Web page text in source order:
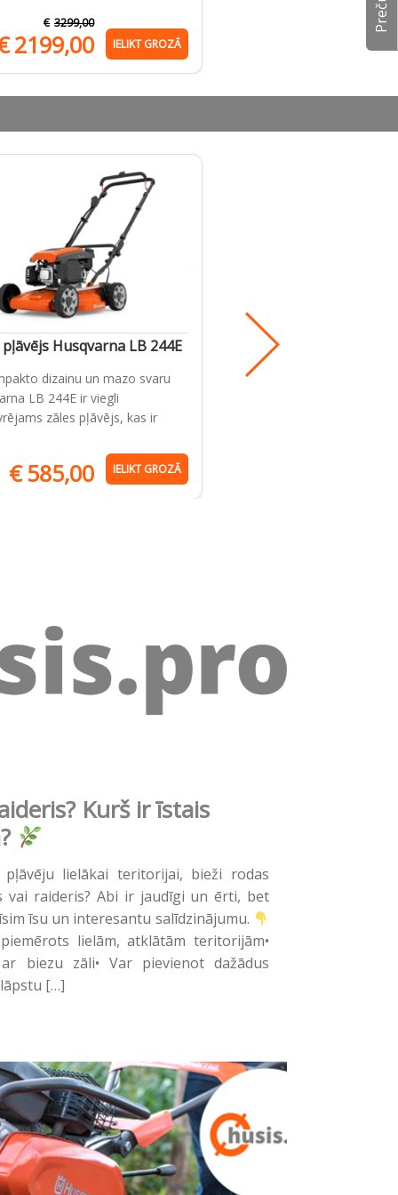
€ 3299,00
2199,00 IELIKT GROZĀ
Husqvarna LB 244E
dizainu un mazo svaru
LB 244E ir viegli
zāles pļāvējs, kas ir
€ 585,00 IELIKT GROZĀ
Akumulatora lādētājs
40-C250
Kurš ir īstais
lielākai teritorijai, bieži rodas
vai raideris? Abi ir jaudīgi un ērti, bet
īsu un interesantu salīdzinājumu.
lielām, atklātām teritorijām•
biezu zāli• Var pievienot dažādus
[…]